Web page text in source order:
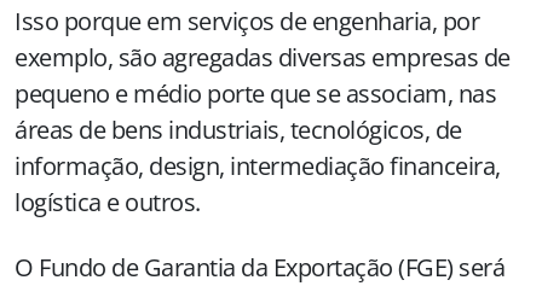
Isso porque em serviços de engenharia, por
exemplo, são agregadas diversas empresas de
pequeno e médio porte que se associam, nas
áreas de bens industriais, tecnológicos, de
informação, design, intermediação financeira,
logística e outros.
O Fundo de Garantia da Exportação (FGE) será